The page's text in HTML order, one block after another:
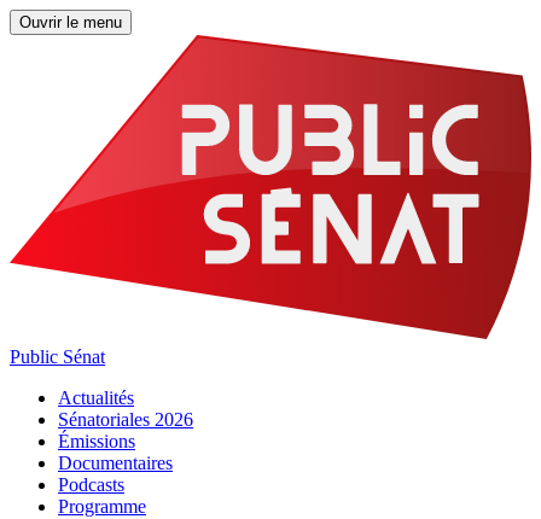
Ouvrir le menu
Public Sénat
Actualités
Sénatoriales 2026
Émissions
Documentaires
Podcasts
Programme